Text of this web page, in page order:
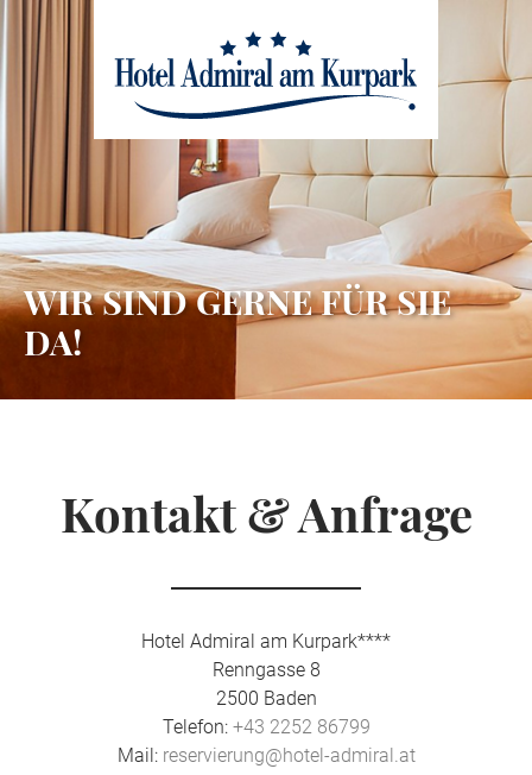
zum Hauptinhalt springen
WIR SIND GERNE FÜR SIE
DA!
Kontakt & Anfrage
Hotel Admiral am Kurpark****
Renngasse 8
2500 Baden
Telefon: +43 2252 86799
Mail: reservierung@hotel-admiral.at